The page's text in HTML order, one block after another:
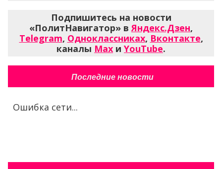
Подпишитесь на новости
«ПолитНавигатор» вЯндекс.Дзен,
Telegram, Одноклассниках, Вконтакте,
каналы Max и YouTube.
Последние новости
Ошибка сети...